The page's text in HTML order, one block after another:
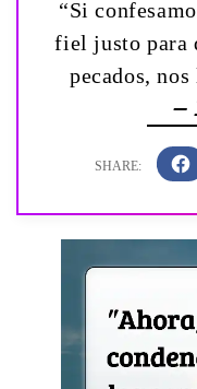
“Si
fiel justo para
pecados,
—